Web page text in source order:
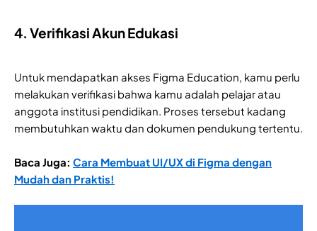
4. Verifikasi Akun Edukasi
Untuk mendapatkan akses Figma Education, kamu perlu
melakukan verifikasi bahwa kamu adalah pelajar atau
anggota institusi pendidikan. Proses tersebut kadang
membutuhkan waktu dan dokumen pendukung tertentu.
Baca Juga: Cara Membuat UI/UX di Figma dengan
Mudah dan Praktis!